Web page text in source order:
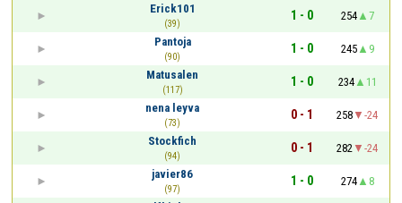
Erick101
(39)
1 - 0 254
7
Pantoja
(90)
1 - 0 245
9
Matusalen
(117)
1 - 0 234
11
nena leyva
(73)
0 - 1 258
-24
Stockfich
(94)
0 - 1 282
-24
javier86
(97)
1 - 0 274
8